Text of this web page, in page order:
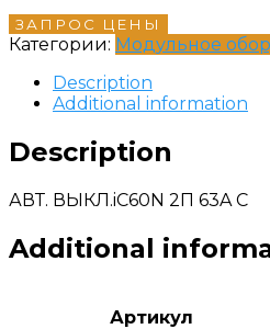
ЗАПРОС ЦЕНЫ
Категории: Модульное
Description
Additional information
Description
АВТ. ВЫКЛ.iC60N 2П 63A C
Additional
Артикул